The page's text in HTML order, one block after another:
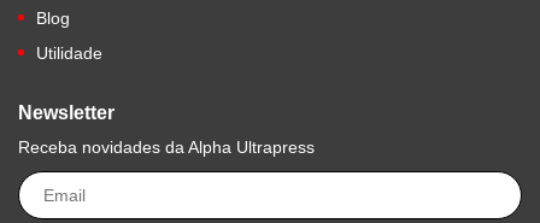
Blog
Utilidade
Newsletter
Receba novidades da Alpha Ultrapress